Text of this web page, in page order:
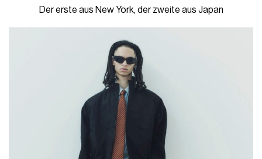
Der erste aus New York, der zweite aus Japan